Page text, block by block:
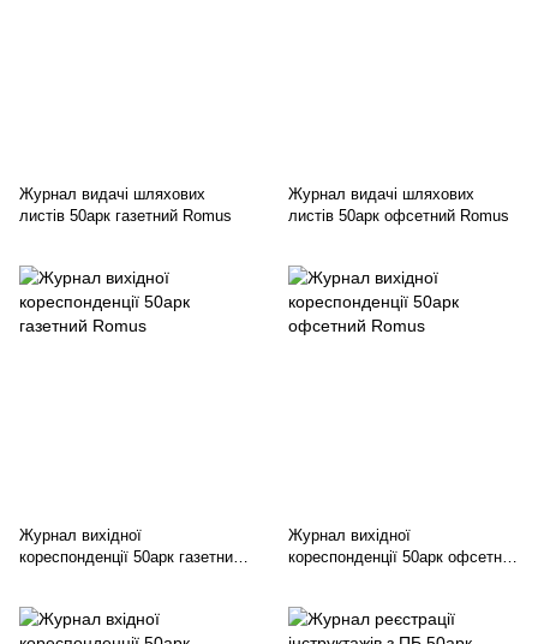
Журнал видачі шляхових
листів 50арк газетний Romus
Журнал видачі шляхових
листів 50арк офсетний Romus
Журнал вихідної
кореспонденції 50арк газетний
Журнал вихідної
кореспонденції 50арк офсетний